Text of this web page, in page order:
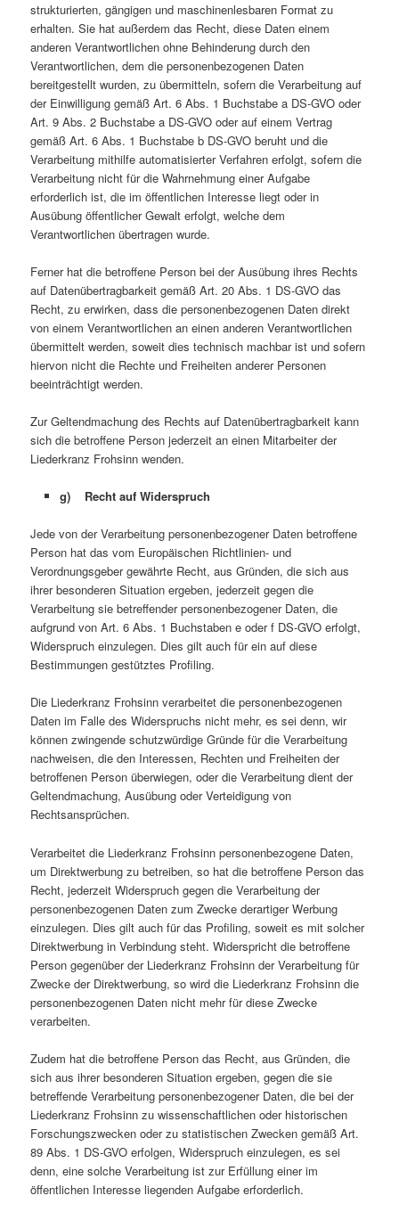
strukturierten, gängigen und maschinenlesbaren Format zu
erhalten. Sie hat außerdem das Recht, diese Daten einem
anderen Verantwortlichen ohne Behinderung durch den
Verantwortlichen, dem die personenbezogenen Daten
bereitgestellt wurden, zu übermitteln, sofern die Verarbeitung auf
der Einwilligung gemäß Art. 6 Abs. 1 Buchstabe a DS-GVO oder
Art. 9 Abs. 2 Buchstabe a DS-GVO oder auf einem Vertrag
gemäß Art. 6 Abs. 1 Buchstabe b DS-GVO beruht und die
Verarbeitung mithilfe automatisierter Verfahren erfolgt, sofern die
Verarbeitung nicht für die Wahrnehmung einer Aufgabe
erforderlich ist, die im öffentlichen Interesse liegt oder in
Ausübung öffentlicher Gewalt erfolgt, welche dem
Verantwortlichen übertragen wurde.
Ferner hat die betroffene Person bei der Ausübung ihres Rechts
auf Datenübertragbarkeit gemäß Art. 20 Abs. 1 DS-GVO das
Recht, zu erwirken, dass die personenbezogenen Daten direkt
von einem Verantwortlichen an einen anderen Verantwortlichen
übermittelt werden, soweit dies technisch machbar ist und sofern
hiervon nicht die Rechte und Freiheiten anderer Personen
beeinträchtigt werden.
Zur Geltendmachung des Rechts auf Datenübertragbarkeit kann
sich die betroffene Person jederzeit an einen Mitarbeiter der
Liederkranz Frohsinn wenden.
g) Recht auf Widerspruch
Jede von der Verarbeitung personenbezogener Daten betroffene
Person hat das vom Europäischen Richtlinien- und
Verordnungsgeber gewährte Recht, aus Gründen, die sich aus
ihrer besonderen Situation ergeben, jederzeit gegen die
Verarbeitung sie betreffender personenbezogener Daten, die
aufgrund von Art. 6 Abs. 1 Buchstaben e oder f DS-GVO erfolgt,
Widerspruch einzulegen. Dies gilt auch für ein auf diese
Bestimmungen gestütztes Profiling.
Die Liederkranz Frohsinn verarbeitet die personenbezogenen
Daten im Falle des Widerspruchs nicht mehr, es sei denn, wir
können zwingende schutzwürdige Gründe für die Verarbeitung
nachweisen, die den Interessen, Rechten und Freiheiten der
betroffenen Person überwiegen, oder die Verarbeitung dient der
Geltendmachung, Ausübung oder Verteidigung von
Rechtsansprüchen.
Verarbeitet die Liederkranz Frohsinn personenbezogene Daten,
um Direktwerbung zu betreiben, so hat die betroffene Person das
Recht, jederzeit Widerspruch gegen die Verarbeitung der
personenbezogenen Daten zum Zwecke derartiger Werbung
einzulegen. Dies gilt auch für das Profiling, soweit es mit solcher
Direktwerbung in Verbindung steht. Widerspricht die betroffene
Person gegenüber der Liederkranz Frohsinn der Verarbeitung für
Zwecke der Direktwerbung, so wird die Liederkranz Frohsinn die
personenbezogenen Daten nicht mehr für diese Zwecke
verarbeiten.
Zudem hat die betroffene Person das Recht, aus Gründen, die
sich aus ihrer besonderen Situation ergeben, gegen die sie
betreffende Verarbeitung personenbezogener Daten, die bei der
Liederkranz Frohsinn zu wissenschaftlichen oder historischen
Forschungszwecken oder zu statistischen Zwecken gemäß Art.
89 Abs. 1 DS-GVO erfolgen, Widerspruch einzulegen, es sei
denn, eine solche Verarbeitung ist zur Erfüllung einer im
öffentlichen Interesse liegenden Aufgabe erforderlich.